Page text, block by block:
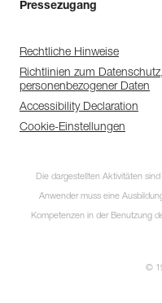
Pressezugang
Rechtliche Hinweise
Richtlinien zum
personenbezogener Daten
Accessibility Declaration
Cookie-Einstellungen
Die dargestellten Aktivitäten
Anwender muss eine
Kompetenzen in der Benutzung
©